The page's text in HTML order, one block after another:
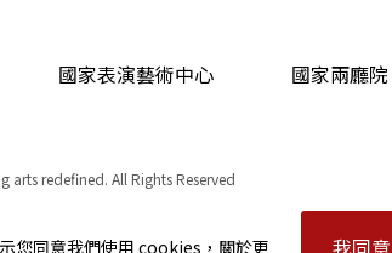
國家表演藝術中心 國家兩廳院
arts redefined. All Rights Reserved
告為準。
您同意我們使用 cookies，關於更 我同意